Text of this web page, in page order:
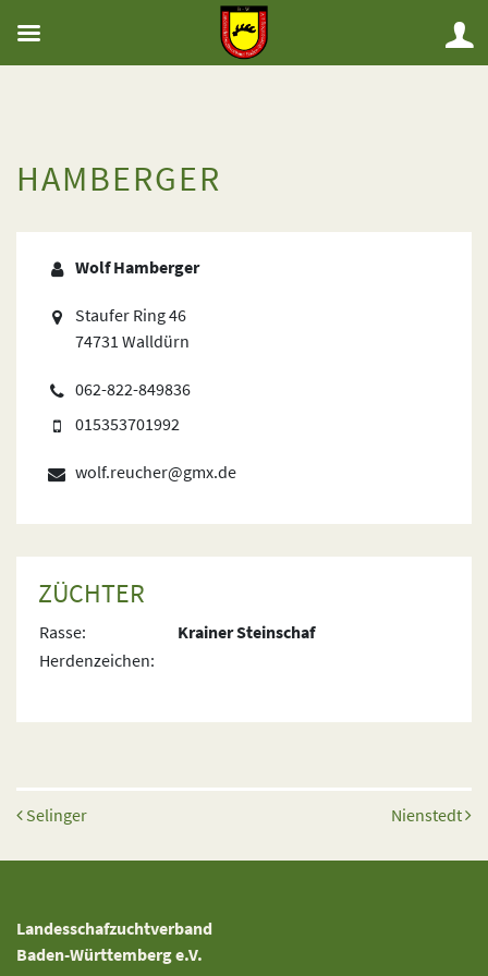
HAMBERGER
Wolf Hamberger
Staufer Ring 46
74731 Walldürn
062-822-849836
015353701992
wolf.reucher@gmx.de
ZÜCHTER
Rasse:
Krainer Steinschaf
Herdenzeichen:
Beitrags-Navigation
Selinger Nienstedt
Landesschafzuchtverband
Baden-Württemberg e.V.